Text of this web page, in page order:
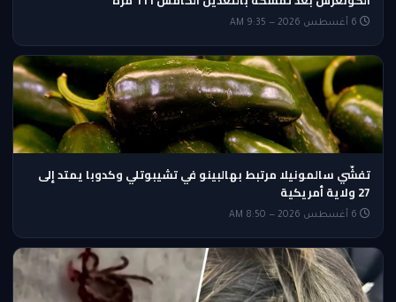
تفشّي سالمونيلا مرتبط بهالبينو في تشيبوتلي وكدوبا يمتد إلى
27 ولاية أمريكية